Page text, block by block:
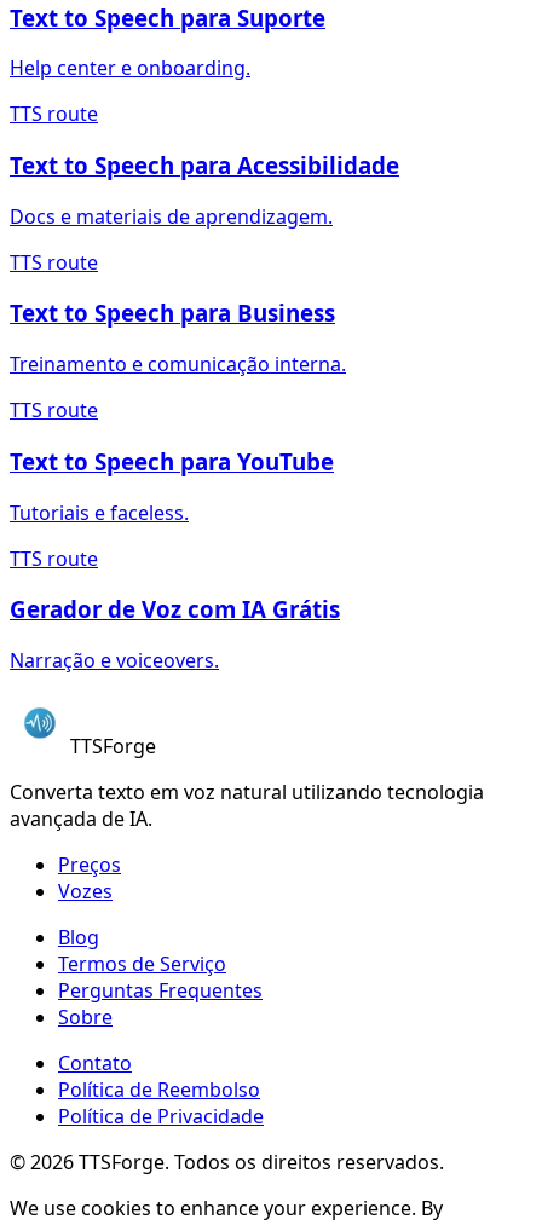
Text to Speech para Suporte
Help center e onboarding.
TTS route
Text to Speech para Acessibilidade
Docs e materiais de aprendizagem.
TTS route
Text to Speech para Business
Treinamento e comunicação interna.
TTS route
Text to Speech para YouTube
Tutoriais e faceless.
TTS route
Gerador de Voz com IA Grátis
Narração e voiceovers.
TTSForge
Converta texto em voz natural utilizando tecnologia
avançada de IA.
Preços
Vozes
Blog
Termos de Serviço
Perguntas Frequentes
Sobre
Contato
Política de Reembolso
Política de Privacidade
©2026TTSForge. Todos os direitos reservados.
We use cookies to enhance your experience. By